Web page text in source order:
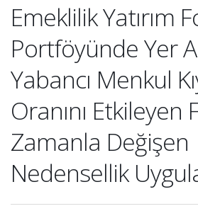
Emeklilik Yatırım
Portföyünde Yer
Yabancı Menkul
Oranını Etkileyen
Zamanla Değişen
Nedensellik